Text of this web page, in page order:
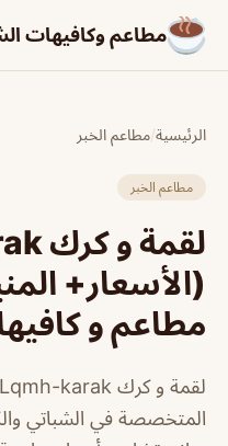
مطاعم وكافيهات
الرئيسية/مطاعم الخبر
مطاعم الخبر
(الأسعار+
مطاعم و
المتخصصة في الشباتي